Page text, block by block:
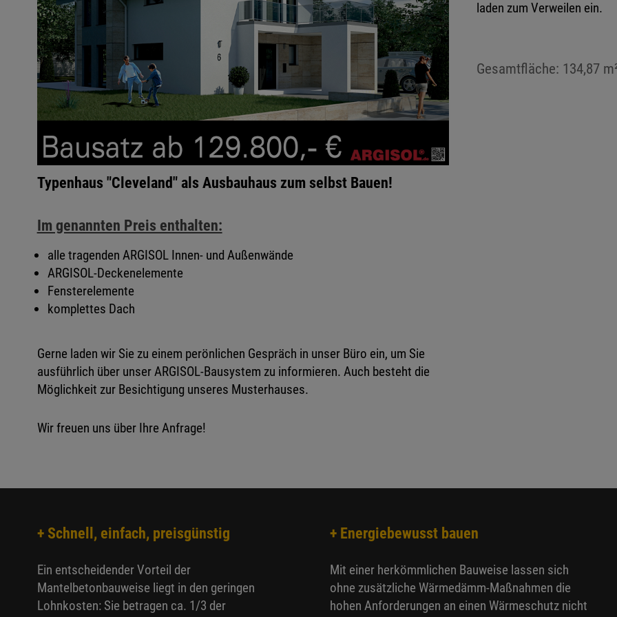
Typenhaus "Cleveland" als Ausbauhaus zum selbst Bauen!
Im genannten Preis enthalten:
alle tragenden ARGISOL Innen- und Außenwände
ARGISOL-Deckenelemente
Fensterelemente
komplettes Dach
Gerne laden wir Sie zu einem perönlichen Gespräch in unser Büro ein, um Sie
ausführlich über unser ARGISOL-Bausystem zu informieren. Auch besteht die
Möglichkeit zur Besichtigung unseres Musterhauses.
Wir freuen uns über Ihre Anfrage!
laden zum Verweilen ein.
Gesamtfläche: 134,87
+ Schnell, einfach, preisgünstig
Ein entscheidender Vorteil der
Mantelbetonbauweise liegt in den geringen
Lohnkosten: Sie betragen ca. 1/3 der
+ Energiebewusst bauen
Mit einer herkömmlichen Bauweise lassen sich
ohne zusätzliche Wärmedämm-Maßnahmen die
hohen Anforderungen an einen Wärmeschutz nicht